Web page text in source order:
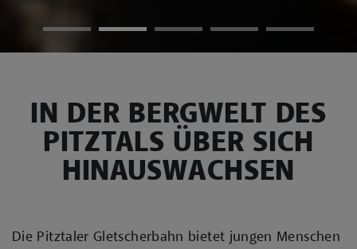
IN DER BERGWELT DES
PITZTALS ÜBER SICH
HINAUSWACHSEN
Die Pitztaler Gletscherbahn bietet jungen Menschen